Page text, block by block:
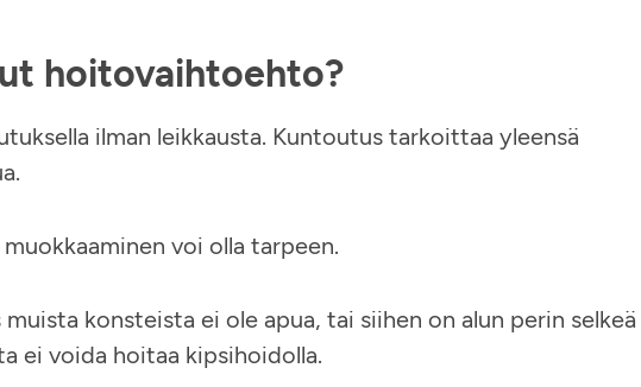
hoitovaihtoehto?
ilman leikkausta. Kuntoutus tarkoittaa yleensä
voi olla tarpeen.
konsteista ei ole apua, tai siihen on alun perin selkeä
ei voida hoitaa kipsihoidolla.